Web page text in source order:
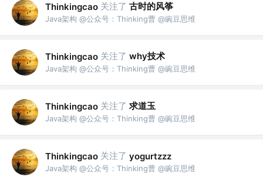
Thinkingcao 关注了 古时的风筝
Java架构 @公众号：Thinking曹 @豌豆思维
Thinkingcao 关注了 why技术
Java架构 @公众号：Thinking曹 @豌豆思维
Thinkingcao 关注了 求道玉
Java架构 @公众号：Thinking曹 @豌豆思维
Thinkingcao 关注了 yogurtzzz
Java架构 @公众号：Thinking曹 @豌豆思维